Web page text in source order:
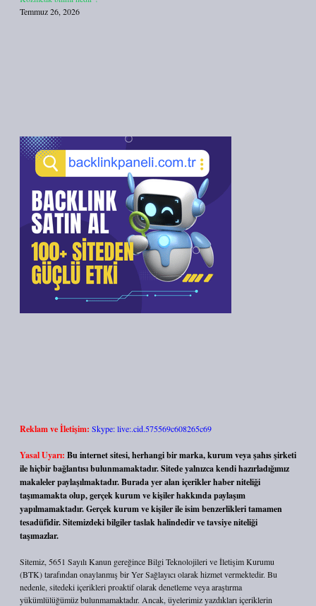
Temmuz 26, 2026
Reklam ve İletişim: Skype: live:.cid.575569c608265c69
Yasal Uyarı: Bu internet sitesi, herhangi bir marka, kurum veya şahıs şirketi
ile hiçbir bağlantısı bulunmamaktadır. Sitede yalnızca kendi hazırladığımız
makaleler paylaşılmaktadır. Burada yer alan içerikler haber niteliği
taşımamakta olup, gerçek kurum ve kişiler hakkında paylaşım
yapılmamaktadır. Gerçek kurum ve kişiler ile isim benzerlikleri tamamen
tesadüfidir. Sitemizdeki bilgiler taslak halindedir ve tavsiye niteliği
taşımazlar.
Sitemiz, 5651 Sayılı Kanun gereğince Bilgi Teknolojileri ve İletişim Kurumu
(BTK) tarafından onaylanmış bir Yer Sağlayıcı olarak hizmet vermektedir. Bu
nedenle, sitedeki içerikleri proaktif olarak denetleme veya araştırma
yükümlülüğümüz bulunmamaktadır. Ancak, üyelerimiz yazdıkları içeriklerin